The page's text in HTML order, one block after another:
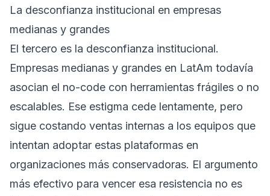
La desconfianza institucional en empresas
medianas y grandes
El tercero es la desconfianza institucional.
Empresas medianas y grandes en LatAm todavía
asocian el no-code con herramientas frágiles o no
escalables. Ese estigma cede lentamente, pero
sigue costando ventas internas a los equipos que
intentan adoptar estas plataformas en
organizaciones más conservadoras. El argumento
más efectivo para vencer esa resistencia no es